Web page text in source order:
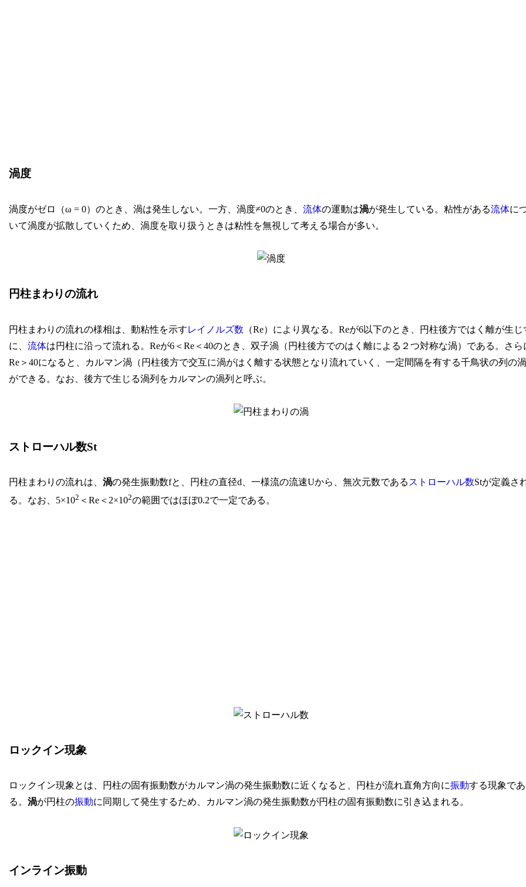
渦度
渦度がゼロ（ω = 0）のとき、渦は発生しない。一方、渦度≠0のとき、 流体の運動は渦が発生している。粘性がある流体に
いて渦度が拡散していくため、渦度を取り扱うときは粘性を無視して考える場合が多い。
円柱まわりの流れ
円柱まわりの流れの様相は、動粘性を示すレイノルズ数 （Re）により異なる。Reが6以下のとき、円柱後方ではく離が生じ
に、 流体は円柱に沿って流れる。Reが6＜Re＜40のとき、双子渦（円柱後方でのはく離による２つ対称な渦）である。さら
Re＞40になると、カルマン渦（円柱後方で交互に渦がはく離する状態となり流れていく、一定間隔を有する千鳥状の列の渦
ができる。なお、後方で生じる渦列をカルマンの渦列と呼ぶ。
ストローハル数St
円柱まわりの流れは、 渦の発生振動数fと、円柱の直径d、一様流の流速Uから、無次元数であるストローハル数Stが定義さ
る。なお、5×102 ＜Re＜2×102の範囲ではほぼ0.2で一定である。
ロックイン現象
ロックイン現象とは、円柱の固有振動数がカルマン渦の発生振動数に近くなると、円柱が流れ直角方向に振動する現象であ
る。 渦が円柱の振動に同期して発生するため、カルマン渦の発生振動数が円柱の固有振動数に引き込まれる。
インライン振動